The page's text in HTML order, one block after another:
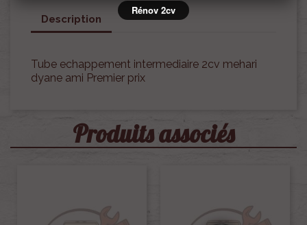
Description
Tube echappement intermediaire 2cv mehari
dyane ami Premier prix
Produits associés
Rénov 2cv